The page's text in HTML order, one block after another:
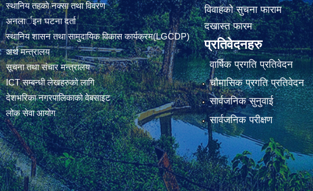
स्थानिय तहकाे नक्सा तथा विवरण
अनलार्इन घटना दर्ता
स्थानिय शासन तथा सामुदायिक विकास कार्यक्रम(LGCDP)
अर्थ मन्त्रालय
सूचना तथा संचार मन्त्रालय
ICT सम्बन्धी लेखहरुको लागि
देशभरिका नगरपालिकाको वेबसाइट
लोक सेवा आयोग
विवाहको सुचना फाराम
दखास्त फारम
प्रतिवेदनहरु
वार्षिक प्रगति प्रतिवेदन
चौमासिक प्रगति प्रतिवेदन
सार्वजनिक सुनुवाई
सार्वजनिक परीक्षण